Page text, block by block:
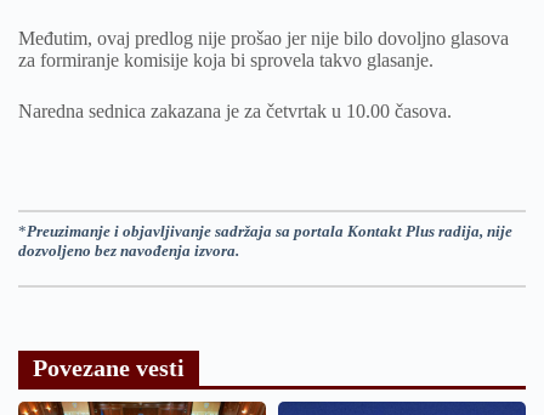
Međutim, ovaj predlog nije prošao jer nije bilo dovoljno glasova
za formiranje komisije koja bi sprovela takvo glasanje.
Naredna sednica zakazana je za četvrtak u 10.00 časova.
*Preuzimanje i objavljivanje sadržaja sa portala Kontakt Plus radija, nije
dozvoljeno bez navođenja izvora.
Povezane vesti